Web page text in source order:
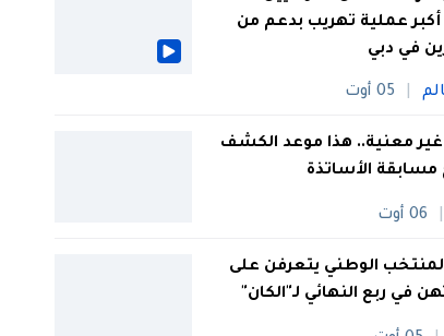
عملية تهريب بدعم من
في دبي
05 أوت
غير معنية.. هذا موعد الكشف
مسابقة الأساتذة
06 أوت
الوطني يتعرفن على
في ربع النهائي لـ"الكان"